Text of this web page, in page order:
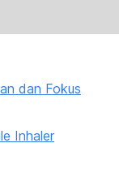
dan Fokus
Inhaler